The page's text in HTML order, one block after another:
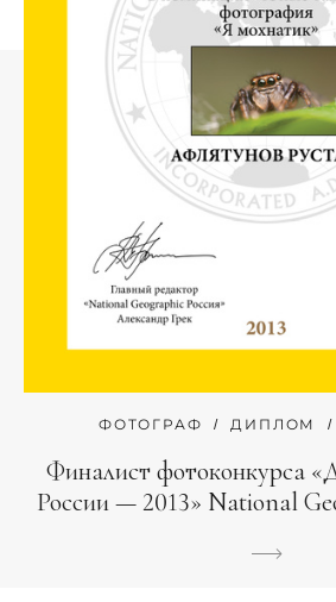
ФОТОГРАФ ДИПЛОМ
Финалист фотоконкурса
России — 2013» National